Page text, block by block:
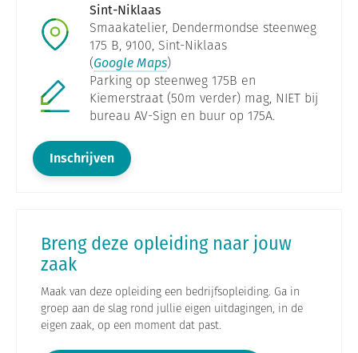
Sint-Niklaas
Smaakatelier, Dendermondse steenweg
175 B, 9100, Sint-Niklaas
(Google Maps)
Parking op steenweg 175B en
Kiemerstraat (50m verder) mag, NIET bij
bureau AV-Sign en buur op 175A.
Inschrijven
Breng deze opleiding naar jouw
zaak
Maak van deze opleiding een bedrijfsopleiding. Ga in
groep aan de slag rond jullie eigen uitdagingen, in de
eigen zaak, op een moment dat past.